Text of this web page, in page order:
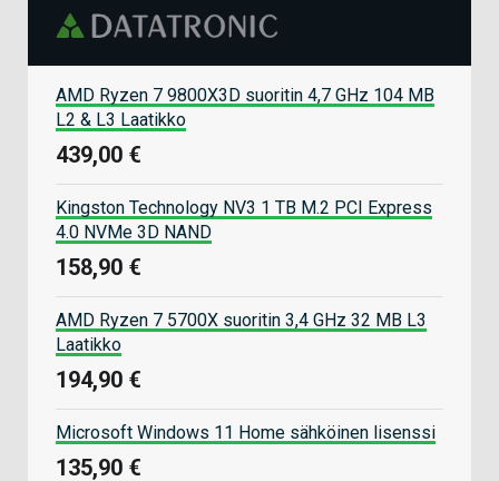
AMD Ryzen 7 9800X3D suoritin 4,7 GHz 104 MB
L2 & L3 Laatikko
439,00 €
Kingston Technology NV3 1 TB M.2 PCI Express
4.0 NVMe 3D NAND
158,90 €
AMD Ryzen 7 5700X suoritin 3,4 GHz 32 MB L3
Laatikko
194,90 €
Microsoft Windows 11 Home sähköinen lisenssi
135,90 €